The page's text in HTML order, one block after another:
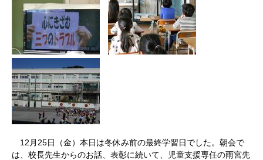
12月25日（金）本日は冬休み前の最終学習日でした。朝会で
は、校長先生からのお話、表彰に続いて、児童支援専任の雨宮先